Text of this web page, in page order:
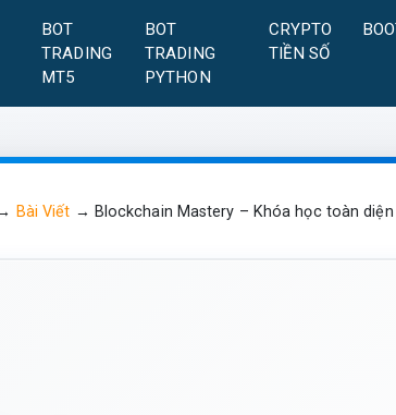
BOT
TRADING
MT5
BOT
TRADING
PYTHON
CRYPTO
TIỀN SỐ
Bài Viết → Blockchain Mastery – Khóa học toàn